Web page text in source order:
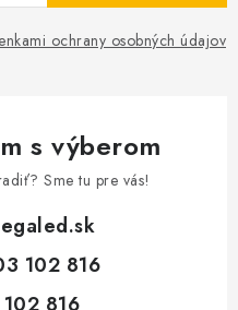
ochrany osobných údajov
s výberom
Sme tu pre vás!
102 816
816